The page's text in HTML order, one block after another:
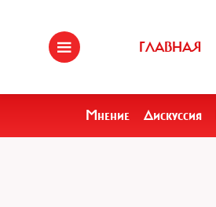
ГЛАВНАЯ
Мнение Дискуссия